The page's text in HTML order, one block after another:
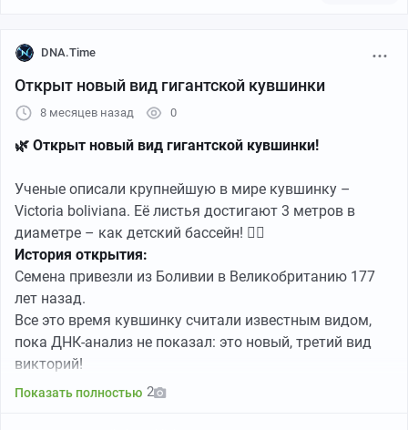
DNA.Time
Открыт новый вид гигантской кувшинки
8 месяцев назад 0
🌿 Открыт новый вид гигантской кувшинки!
Ученые описали крупнейшую в мире кувшинку –
Victoria boliviana. Её листья достигают 3 метров в
диаметре – как детский бассейн! 🏊‍♀️
История открытия:
Семена привезли из Боливии в Великобританию 177
лет назад.
Все это время кувшинку считали известным видом,
пока ДНК-анализ не показал: это новый, третий вид
викторий!
Показать полностью 2